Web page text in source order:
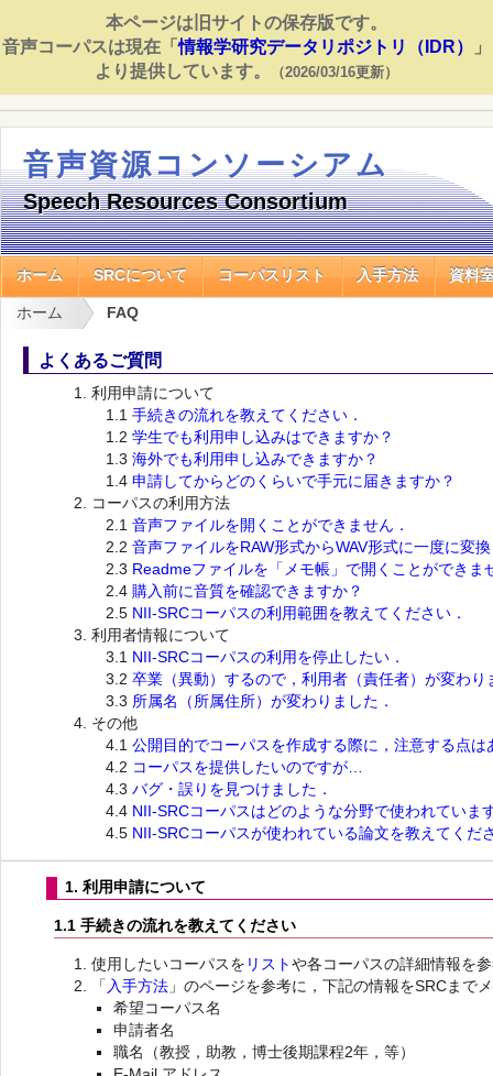
本ページは旧サイトの保存版です。
音声コーパスは現在「情報学研究データリポジトリ（IDR）
」
より提供しています。
（2026/03/16更新）
音声資源コンソーシアム
Speech Resources Consortium
ホーム SRCについて コーパスリスト 入手方法 資料
ホーム FAQ
よくあるご質問
利用申請について
1.1手続きの流れを教えてください．
1.2学生でも利用申し込みはできますか？
1.3海外でも利用申し込みできますか？
1.4申請してからどのくらいで手元に届きますか？
コーパスの利用方法
2.1音声ファイルを開くことができません．
2.2音声ファイルをRAW形式からWAV形式に一度に変
2.3 Readmeファイルを「メモ帳」で開くことができ
2.4購入前に音質を確認できますか？
2.5 NII-SRCコーパスの利用範囲を教えてください．
利用者情報について
3.1 NII-SRCコーパスの利用を停止したい．
3.2卒業（異動）するので，利用者（責任者）が変わり
3.3 所属名（所属住所）が変わりました．
その他
4.1公開目的でコーパスを作成する際に，注意する点は
4.2 コーパスを提供したいのですが…
4.3バグ・誤りを見つけました．
4.4 NII-SRCコーパスはどのような分野で使われていま
4.5 NII-SRCコーパスが使われている論文を教えてくだ
1. 利用申請について
1.1 手続きの流れを教えてください
使用したいコーパスを リスト や各コーパスの詳細情報を
「 入手方法」のページを参考に，下記の情報をSRCまで
希望コーパス名
申請者名
職名（教授，助教，博士後期課程2年，等）